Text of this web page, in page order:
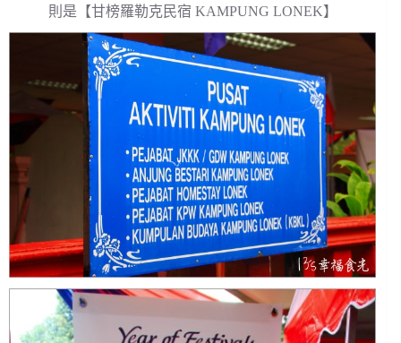
則是【甘榜羅勒克民宿 KAMPUNG LONEK】